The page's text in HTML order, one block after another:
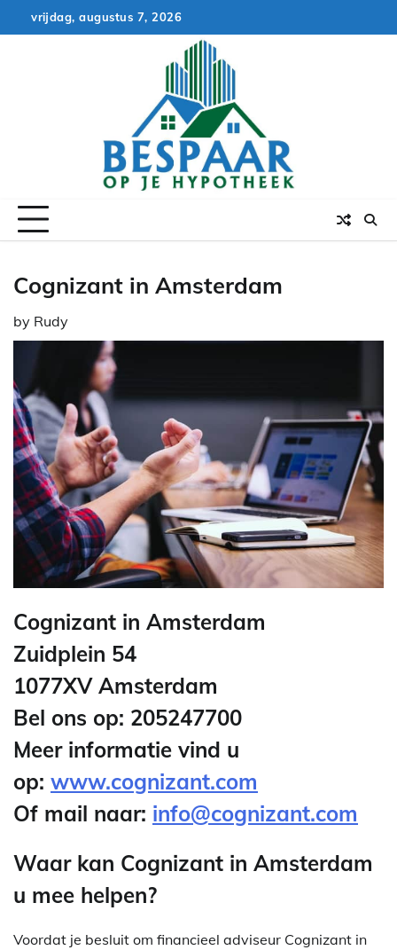
to
vrijdag, augustus 7, 2026
Cognizant in Amsterdam
by Rudy
Cognizant in Amsterdam
Zuidplein 54
1077XV Amsterdam
Bel ons op: 205247700
Meer informatie vind u
op: www.cognizant.com
Of mail naar: info@cognizant.com
Waar kan Cognizant in Amsterdam
u mee helpen?
Voordat je besluit om financieel adviseur Cognizant in